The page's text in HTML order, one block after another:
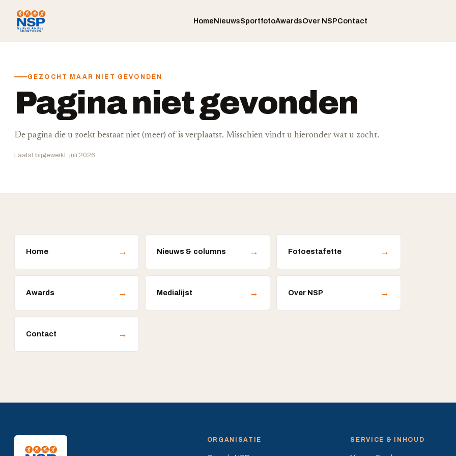
HomeNieuwsSportfotoAwardsOver NSPContact
GEZOCHT MAAR NIET GEVONDEN
Pagina niet gevonden
De pagina die u zoekt bestaat niet (meer) of is verplaatst. Misschien vindt u hieronder wat u zocht.
Laatst bijgewerkt: juli 2026
Home → Nieuws & columns → Fotoestafette →
Awards → Medialijst → Over NSP →
Contact →
ORGANISATIE SERVICE & INHOUD